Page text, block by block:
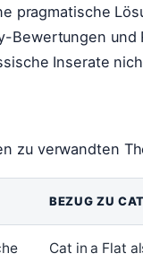
pragmatische
Bewertungen und
Inserate
zu verwandten
BEZUG ZU
Cat in a Flat